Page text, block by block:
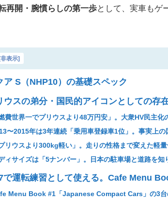
再開・腕慣らしの第一歩として、実車もゲ
非表示]
ア S（NHP10）の基礎スペック
ウスの弟分・国民的アイコンとしての存
費世界一でプリウスより48万円安」。大衆HV民主化
〜2015年は3年連続「乗用車登録車1位」。事実上の
リウスより300kg軽い」。走りの性格まで変えた軽
ィサイズは「5ナンバー」。日本の駐車場と道路を知
で運転練習として使える。Cafe Menu
Menu Book #1「Japanese Compact Cars」の3台